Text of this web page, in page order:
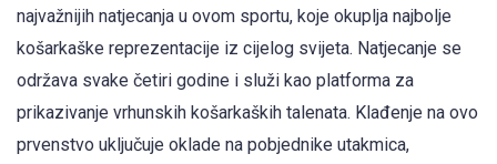
najvažnijih natjecanja u ovom sportu, koje okuplja najbolje
košarkaške reprezentacije iz cijelog svijeta. Natjecanje se
održava svake četiri godine i služi kao platforma za
prikazivanje vrhunskih košarkaških talenata. Klađenje na ovo
prvenstvo uključuje oklade na pobjednike utakmica,